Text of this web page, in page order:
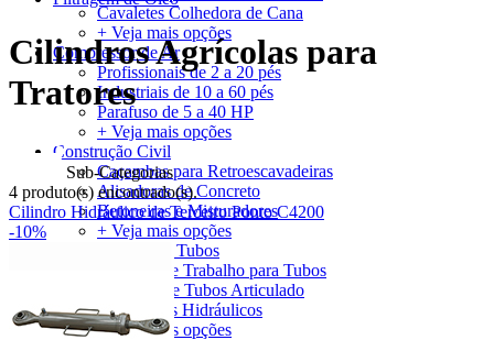
Cavaletes Colhedora de Cana
+ Veja mais opções
Compressor de Ar
Profissionais de 2 a 20 pés
Industriais de 10 a 60 pés
Parafuso de 5 a 40 HP
+ Veja mais opções
Construção Civil
Caçambas para Retroescavadeiras
Alisadoras de Concreto
Betoneiras e Misturadores
+ Veja mais opções
Ferramentas para Tubos
Bancada de Trabalho para Tubos
Cortador de Tubos Articulado
Curvadores Hidráulicos
+ Veja mais opções
Cilindros Agrícolas para
Tratores
Sub-Categorias
4 produto(s) encontrado(s).
Cilindro Hidráulico de Terceiro Ponto C4200
-10%